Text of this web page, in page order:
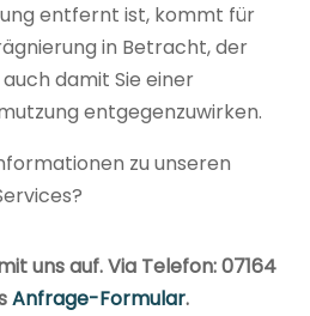
entfernt ist, kommt für
in Betracht, der
damit Sie einer
entgegenzuwirken.
zu unseren
uns auf. Via Telefon: 07164
Anfrage-Formular.